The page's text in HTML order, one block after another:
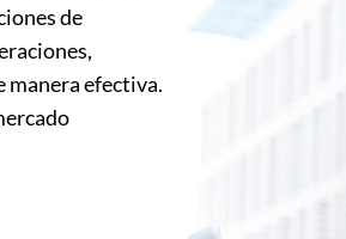
de
manera efectiva.